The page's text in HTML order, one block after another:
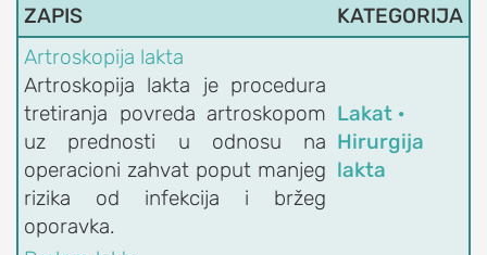
OrthoExpert
Beograd
(060) 032-320-8
office@orthoexpert.rs
Svetog Save 32/8,
Beograd, Srbija
OrthoExpert Niš
ZAPIS
KATEGORIJA
Artroskopija lakta
Artroskopija lakta je procedura
tretiranja povreda artroskopom
uz prednosti u odnosu na
operacioni zahvat poput manjeg
rizika od infekcija i bržeg
oporavka.
Lakat ·
Hirurgija
lakta